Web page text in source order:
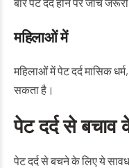
महिलाओं में
महिलाओं में पेट दर्द मासिक
सकता है।
पेट दर्द से बचाव
पेट दर्द से बचने के लिए ये